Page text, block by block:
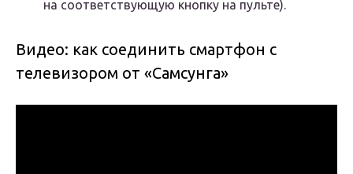
на соответствующую кнопку на пульте).
Видео: как соединить смартфон с
телевизором от «Самсунга»